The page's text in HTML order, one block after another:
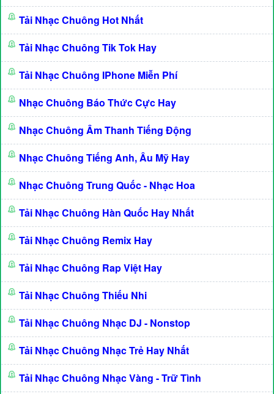
Tải Nhạc Chuông Hot Nhất
Tải Nhạc Chuông Tik Tok Hay
Tải Nhạc Chuông IPhone Miễn Phí
Nhạc Chuông Báo Thức Cực Hay
Nhạc Chuông Âm Thanh Tiếng Động
Nhạc Chuông Tiếng Anh, Âu Mỹ Hay
Nhạc Chuông Trung Quốc - Nhạc Hoa
Tải Nhạc Chuông Hàn Quốc Hay Nhất
Tải Nhạc Chuông Remix Hay
Tải Nhạc Chuông Rap Việt Hay
Tải Nhạc Chuông Thiếu Nhi
Tải Nhạc Chuông Nhạc DJ - Nonstop
Tải Nhạc Chuông Nhạc Trẻ Hay Nhất
Tải Nhạc Chuông Nhạc Vàng - Trữ Tình